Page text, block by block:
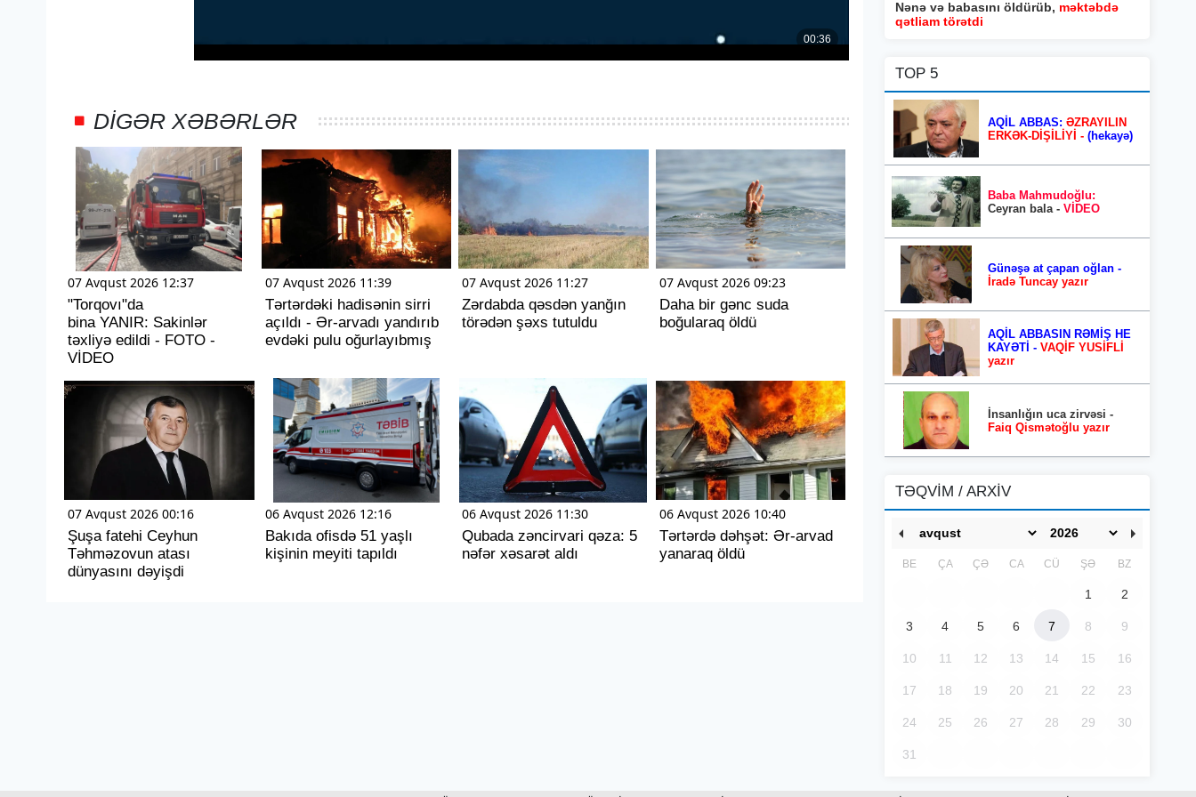
DIGƏR XƏBƏRLƏR
07 Avqust 2026 12:37
"Torqovı"da
bina YANIR: Sakinlər
təxliyə edildi - FOTO -
VİDEO
07 Avqust 2026 11:39
Tərtərdəki hadisənin sirri
açıldı - Ər-arvadı yandırıb
evdəki pulu oğurlayıbmış
07 Avqust 2026 11:27
Zərdabda qəsdən yanğın
törədən şəxs tutuldu
07 Avqust 2026 09:23
Daha bir gənc suda
boğularaq öldü
07 Avqust 2026 00:16
Şuşa fatehi Ceyhun
Təhməzovun atası
dünyasını dəyişdi
06 Avqust 2026 12:16
Bakıda ofisdə 51 yaşlı
kişinin meyiti tapıldı
06 Avqust 2026 11:30
Qubada zəncirvari qəza: 5
nəfər xəsarət aldı
06 Avqust 2026 10:40
Tərtərdə dəhşət: Ər-arvad
yanaraq öldü
Nənə və babasını öldürüb, məktəbdə
qətliam törətdi
TOP 5
AQİL ABBAS: ƏZRAYILIN
ERKƏK-DİŞİLİYİ - (hekayə)
Baba Mahmudoğlu:
Ceyran bala - VİDEO
Günəşə at çapan oğlan -
İradə Tuncay yazır
AQİL ABBASIN RƏMİŞ HE
KAYƏTİ - VAQİF YUSİFLİ
yazır
İnsanlığın uca zirvəsi -
Faiq Qismətoğlu yazır
TƏQVİM / ARXİV
BE ÇA ÇƏ CA CÜ ŞƏ BZ
1 2
3 4 5 6 7 8 9
10 11 12 13 14 15 16
17 18 19 20 21 22 23
24 25 26 27 28 29 30
31